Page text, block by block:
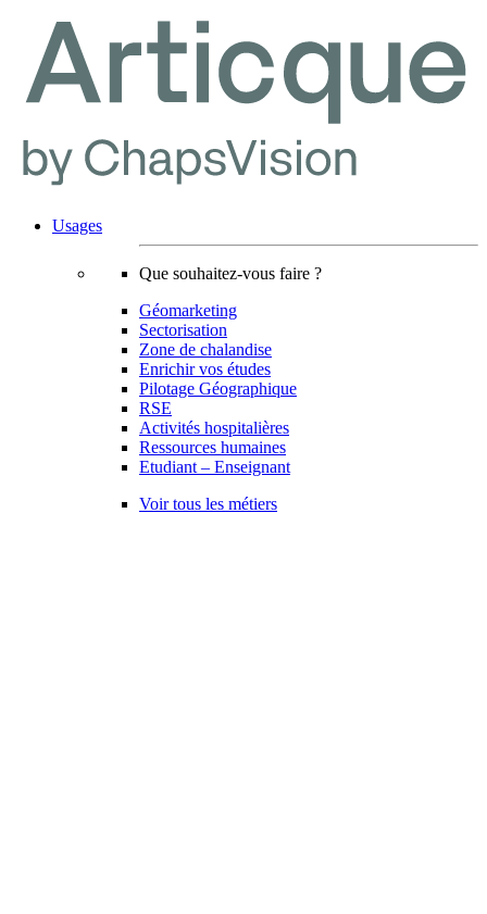
Usages
Que souhaitez-vous faire ?
Géomarketing
Sectorisation
Zone de chalandise
Enrichir vos études
Pilotage Géographique
RSE
Activités hospitalières
Ressources humaines
Etudiant – Enseignant
Voir tous les métiers